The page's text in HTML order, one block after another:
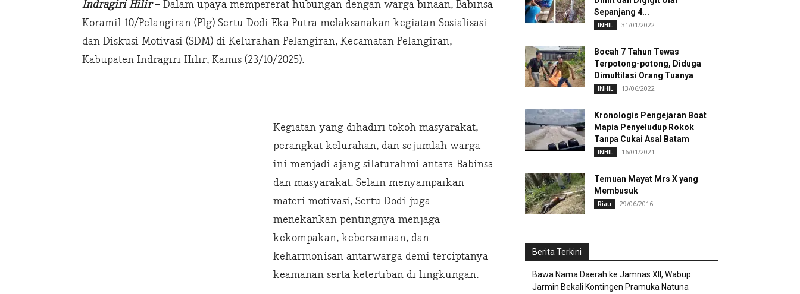
Indragiri Hilir – Dalam upaya mempererat hubungan dengan warga binaan, Babinsa
Koramil 10/Pelangiran (Plg) Sertu Dodi Eka Putra melaksanakan kegiatan Sosialisasi
dan Diskusi Motivasi (SDM) di Kelurahan Pelangiran, Kecamatan Pelangiran,
Kabupaten Indragiri Hilir, Kamis (23/10/2025).
Kegiatan yang dihadiri tokoh masyarakat,
perangkat kelurahan, dan sejumlah warga
ini menjadi ajang silaturahmi antara Babinsa
dan masyarakat. Selain menyampaikan
materi motivasi, Sertu Dodi juga
menekankan pentingnya menjaga
kekompakan, kebersamaan, dan
keharmonisan antarwarga demi terciptanya
keamanan serta ketertiban di lingkungan.
Sepanjang 4...
INHIL 31/01/2022
Bocah 7 Tahun Tewas
Terpotong-potong, Diduga
Dimultilasi Orang Tuanya
INHIL 13/06/2022
Kronologis Pengejaran Boat
Mapia Penyeludup Rokok
Tanpa Cukai Asal Batam
INHIL 16/01/2021
Temuan Mayat Mrs X yang
Membusuk
Riau 29/06/2016
Berita Terkini
Bawa Nama Daerah ke Jamnas XII, Wabup
Jarmin Bekali Kontingen Pramuka Natuna